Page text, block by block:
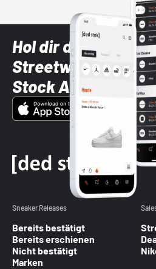
Hol dir die
Streetwear-
Stock App
Sneaker Releases
Bereits bestätigt
Bereits erschienen
Nicht bestätigt
Marken